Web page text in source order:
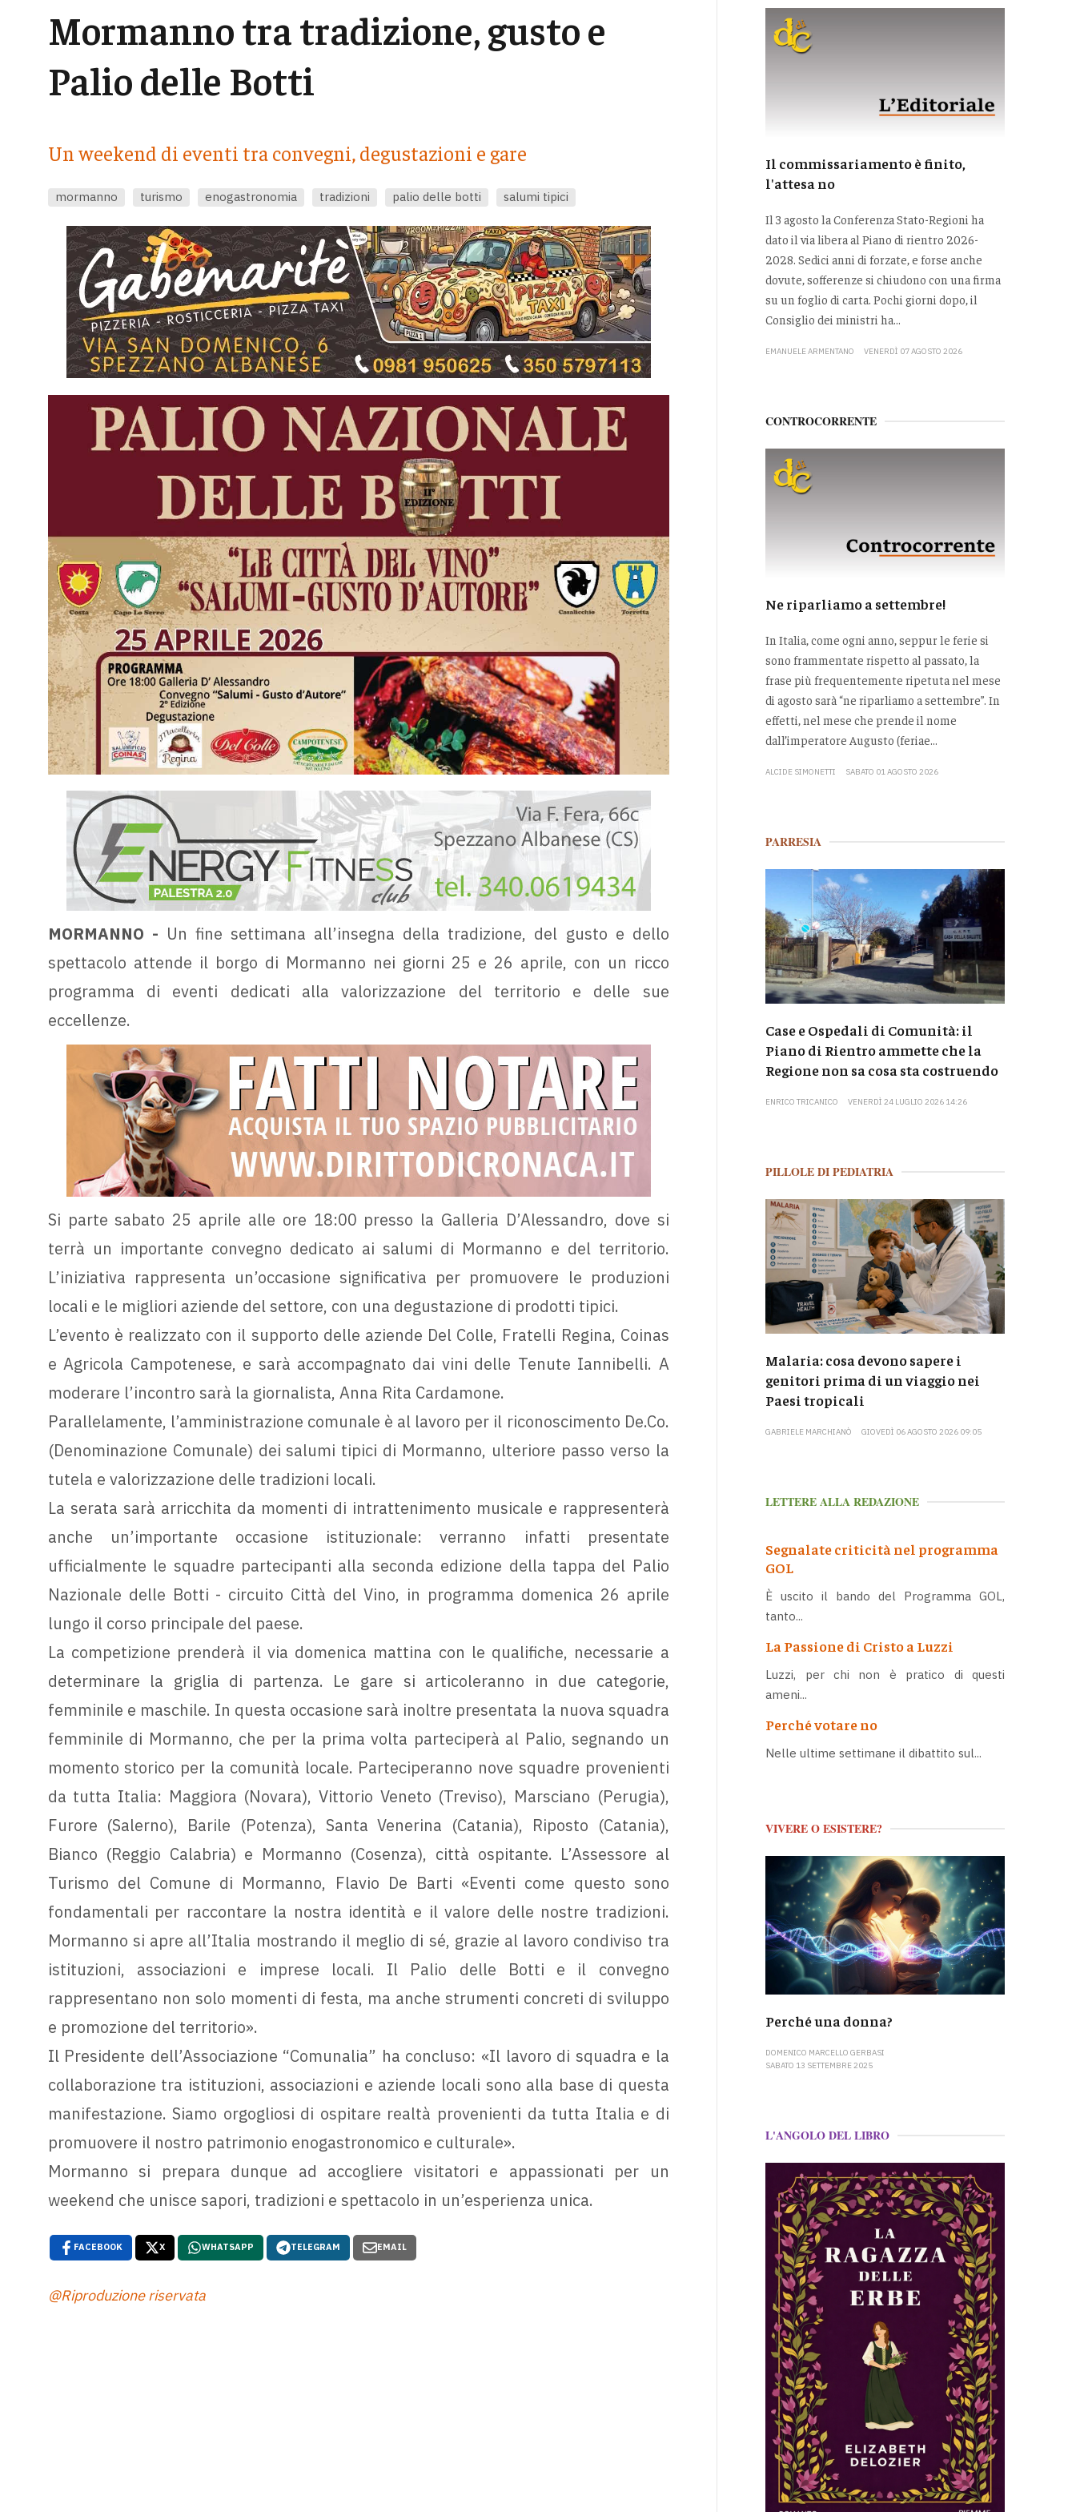
Mormanno tra tradizione, gusto e
Palio delle Botti
Un weekend di eventi tra convegni, degustazioni e gare
mormanno turismo enogastronomia tradizioni palio delle botti salumi tipici
MORMANNO - Un fine settimana all’insegna della tradizione, del gusto e dello
spettacolo attende il borgo di Mormanno nei giorni 25 e 26 aprile, con un ricco
programma di eventi dedicati alla valorizzazione del territorio e delle sue
eccellenze.
Si parte sabato 25 aprile alle ore 18:00 presso la Galleria D’Alessandro, dove si
terrà un importante convegno dedicato ai salumi di Mormanno e del territorio.
L’iniziativa rappresenta un’occasione significativa per promuovere le produzioni
locali e le migliori aziende del settore, con una degustazione di prodotti tipici.
L’evento è realizzato con il supporto delle aziende Del Colle, Fratelli Regina, Coinas
e Agricola Campotenese, e sarà accompagnato dai vini delle Tenute Iannibelli. A
moderare l’incontro sarà la giornalista, Anna Rita Cardamone.
Parallelamente, l’amministrazione comunale è al lavoro per il riconoscimento De.Co.
(Denominazione Comunale) dei salumi tipici di Mormanno, ulteriore passo verso la
tutela e valorizzazione delle tradizioni locali.
La serata sarà arricchita da momenti di intrattenimento musicale e rappresenterà
anche un’importante occasione istituzionale: verranno infatti presentate
ufficialmente le squadre partecipanti alla seconda edizione della tappa del Palio
Nazionale delle Botti - circuito Città del Vino, in programma domenica 26 aprile
lungo il corso principale del paese.
La competizione prenderà il via domenica mattina con le qualifiche, necessarie a
determinare la griglia di partenza. Le gare si articoleranno in due categorie,
femminile e maschile. In questa occasione sarà inoltre presentata la nuova squadra
femminile di Mormanno, che per la prima volta parteciperà al Palio, segnando un
momento storico per la comunità locale. Parteciperanno nove squadre provenienti
da tutta Italia: Maggiora (Novara), Vittorio Veneto (Treviso), Marsciano (Perugia),
Furore (Salerno), Barile (Potenza), Santa Venerina (Catania), Riposto (Catania),
Bianco (Reggio Calabria) e Mormanno (Cosenza), città ospitante. L’Assessore al
Turismo del Comune di Mormanno, Flavio De Barti «Eventi come questo sono
fondamentali per raccontare la nostra identità e il valore delle nostre tradizioni.
Mormanno si apre all’Italia mostrando il meglio di sé, grazie al lavoro condiviso tra
istituzioni, associazioni e imprese locali. Il Palio delle Botti e il convegno
rappresentano non solo momenti di festa, ma anche strumenti concreti di sviluppo
e promozione del territorio».
Il Presidente dell’Associazione “Comunalia” ha concluso: «Il lavoro di squadra e la
collaborazione tra istituzioni, associazioni e aziende locali sono alla base di questa
manifestazione. Siamo orgogliosi di ospitare realtà provenienti da tutta Italia e di
promuovere il nostro patrimonio enogastronomico e culturale».
Mormanno si prepara dunque ad accogliere visitatori e appassionati per un
weekend che unisce sapori, tradizioni e spettacolo in un’esperienza unica.
FACEBOOK X WHATSAPP TELEGRAM EMAIL
@Riproduzione riservata
Il commissariamento è finito,
l'attesa no
Il 3 agosto la Conferenza Stato-Regioni ha
dato il via libera al Piano di rientro 2026-
2028. Sedici anni di forzate, e forse anche
dovute, sofferenze si chiudono con una firma
su un foglio di carta. Pochi giorni dopo, il
Consiglio dei ministri ha...
EMANUELE ARMENTANO VENERDÌ 07 AGOSTO 2026
CONTROCORRENTE
Ne riparliamo a settembre!
In Italia, come ogni anno, seppur le ferie si
sono frammentate rispetto al passato, la
frase più frequentemente ripetuta nel mese
di agosto sarà “ne riparliamo a settembre”. In
effetti, nel mese che prende il nome
dall’imperatore Augusto (feriae...
ALCIDE SIMONETTI SABATO 01 AGOSTO 2026
PARRESIA
Case e Ospedali di Comunità: il
Piano di Rientro ammette che la
Regione non sa cosa sta costruendo
ENRICO TRICANICO VENERDÌ 24 LUGLIO 2026 14:26
PILLOLE DI PEDIATRIA
Malaria: cosa devono sapere i
genitori prima di un viaggio nei
Paesi tropicali
GABRIELE MARCHIANÒ GIOVEDÌ 06 AGOSTO 2026 09:05
LETTERE ALLA REDAZIONE
Segnalate criticità nel programma
GOL
È uscito il bando del Programma GOL,
tanto...
La Passione di Cristo a Luzzi
Luzzi, per chi non è pratico di questi
ameni...
Perché votare no
Nelle ultime settimane il dibattito sul...
VIVERE O ESISTERE?
Perché una donna?
DOMENICO MARCELLO GERBASI
SABATO 13 SETTEMBRE 2025
L'ANGOLO DEL LIBRO